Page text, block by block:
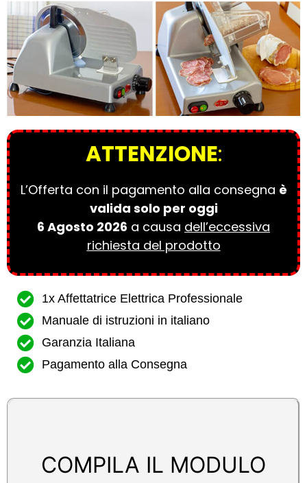
ATTENZIONE:
L’Offerta con il pagamento alla consegna è
valida solo per oggi
6 Agosto 2026 a causa dell’eccessiva
richiesta del prodotto
1x Affettatrice Elettrica Professionale
Manuale di istruzioni in italiano
Garanzia Italiana
Pagamento alla Consegna
COMPILA IL MODULO